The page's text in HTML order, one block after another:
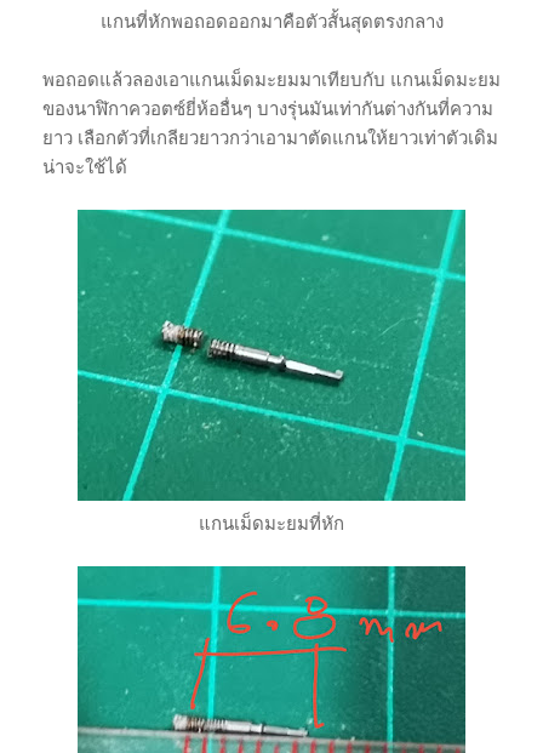
แกนที่หักพอถอดออกมาคือตัวสั้นสุดตรงกลาง
พอถอดแล้วลองเอาแกนเม็ดมะยมมาเทียบกับ แกนเม็ดมะยม
ของนาฬิกาควอตซ์ยี่ห้ออื่นๆ บางรุ่นมันเท่ากันต่างกันที่ความ
ยาว เลือกตัวที่เกลียวยาวกว่าเอามาตัดแกนให้ยาวเท่าตัวเดิม
น่าจะใช้ได้
แกนเม็ดมะยมที่หัก